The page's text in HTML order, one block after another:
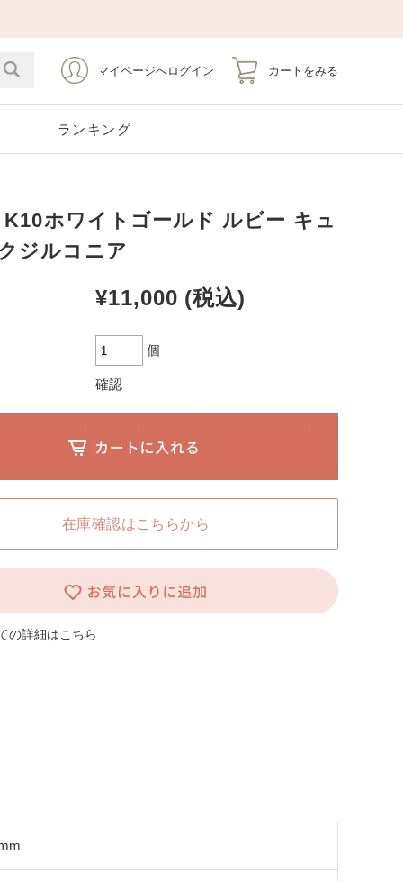
マイページへログイン カートをみる
Earrings
イヤリング
Silver
シルバー
Stainless
ステンレス
Emerald
5月 エメラルド
Pearl
6月 パール
Opal
Tourmaline
10月 トルマリン
ホームページ
ランキング
ホワイトゴールド ルビー キュ
ジルコニア
¥11,000 (税込)
個
確認
在庫確認はこちらから
の詳細はこちら